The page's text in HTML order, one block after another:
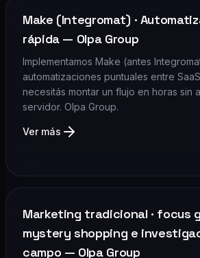
Make (Integromat) ·
rápida — Olpa Group
Implementamos Make (antes
automatizaciones puntuales entre
necesitás montar un flujo en horas sin
servidor. Olpa Group.
Ver más
Marketing tradicional · focus
mystery shopping e
campo — Olpa Group